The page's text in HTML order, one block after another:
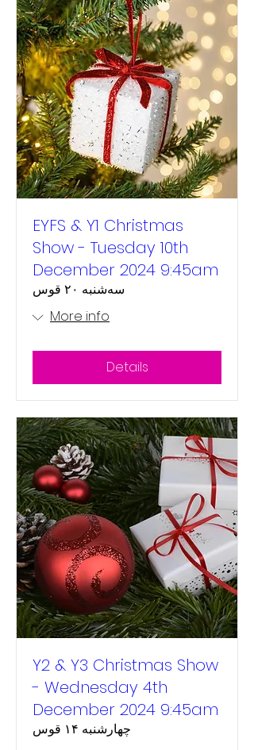
EYFS & Y1 Christmas
Show - Tuesday 10th
December 2024 9:45am
سه‌شنبه ۲۰ قوس
More info
Details
Y2 & Y3 Christmas Show
- Wednesday 4th
December 2024 9:45am
چهارشنبه ۱۴ قوس